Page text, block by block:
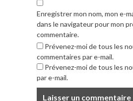
Enregistrer mon nom, mon e-
dans le navigateur pour mon
commentaire.
Prévenez-moi de tous les
commentaires par e-mail.
Prévenez-moi de tous les
par e-mail.